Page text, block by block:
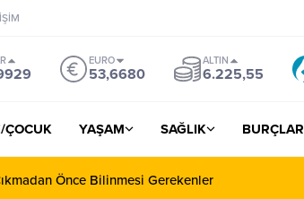
EURO
53,6680
ALTIN
6.225,55
ÇOCUK YAŞAM SAĞLIK BURÇLAR
Önce Bilinmesi Gerekenler